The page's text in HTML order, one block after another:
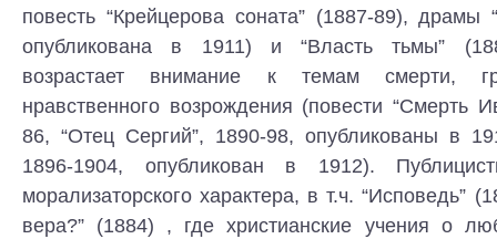
повесть “Крейцерова соната” (1887-89), драмы
опубликована в 1911) и “Власть тьмы”
возрастает внимание к темам смерти,
нравственного возрождения (повести “Смерть
86, “Отец Сергий”, 1890-98, опубликованы в
1896-1904, опубликован в 1912).
морализаторского характера, в т.ч. “Исповедь”
вера?” (1884) , где христианские учения о